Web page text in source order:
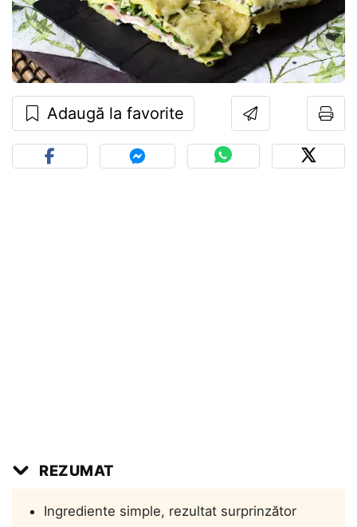
Adaugă la favorite
REZUMAT
Ingrediente simple, rezultat surprinzător